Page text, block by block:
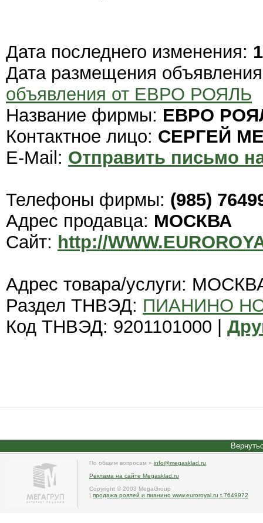
Дата последнего изменения:
Дата размещения
объявления от ЕВРО РОЯЛЬ
Название фирмы: ЕВРО
Контактное лицо: СЕРГЕЙ
E-Mail: Отправить письмо
Телефоны фирмы: (985)
Адрес продавца: МОСКВА
Сайт: http://
Адрес товара/услуги:
Раздел ТНВЭД: ПИАНИНО
Код ТНВЭД: 9201101000 |
По общим вопросам » info@megasklad.ru
Реклама на сайте Megasklad.ru
Copyright © 2003 MegaGroup
| продажа роялей и пианино www.euroroyal.ru t.7649972